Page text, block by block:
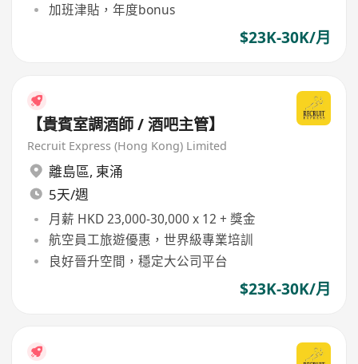
加班津貼，年度bonus
$23K-30K/月
【貴賓室調酒師 / 酒吧主管】
Recruit Express (Hong Kong) Limited
離島區, 東涌
5天/週
月薪 HKD 23,000-30,000 x 12 + 獎金
航空員工旅遊優惠，世界級專業培訓
良好晉升空間，穩定大公司平台
$23K-30K/月